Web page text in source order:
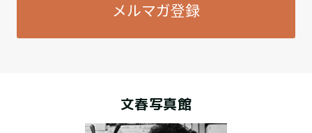
メルマガ登録
文春写真館